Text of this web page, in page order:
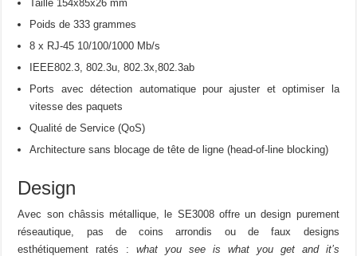
Taille 154x85x26 mm
Poids de 333 grammes
8 x RJ-45 10/100/1000 Mb/s
IEEE802.3, 802.3u, 802.3x,802.3ab
Ports avec détection automatique pour ajuster et optimiser la
vitesse des paquets
Qualité de Service (QoS)
Architecture sans blocage de tête de ligne (head-of-line blocking)
Design
Avec son châssis métallique, le SE3008 offre un design purement
réseautique, pas de coins arrondis ou de faux designs
esthétiquement ratés :what you see is what you get and it’s